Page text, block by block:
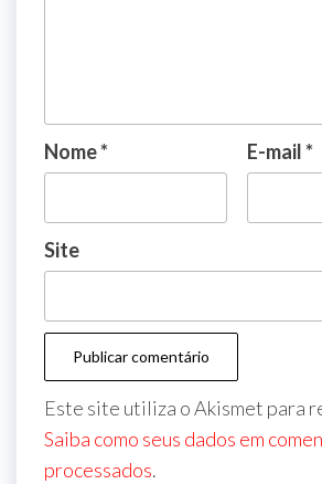
Nome* E-mail*
Site
Este site utiliza o Akismet para
Saiba como seus dados em
processados.